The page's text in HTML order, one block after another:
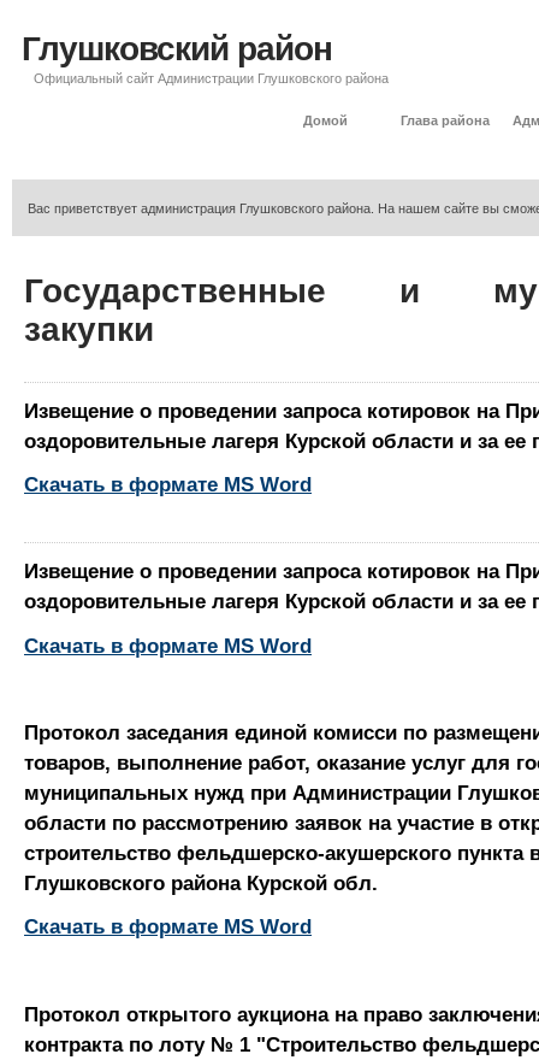
Глушковский район
Официальный сайт Администрации Глушковского района
Домой Глава района
Вас приветствует администрация Глушковского района. На нашем сайте вы
Государственные и
закупки
Извещение о проведении запроса котировок на
оздоровительные лагеря Курской области и за
Скачать в формате MS Word
Извещение о проведении запроса котировок на
оздоровительные лагеря Курской области и за
Скачать в формате MS Word
Протокол заседания единой комисси по
товаров, выполнение работ, оказание услуг для
муниципальных нужд при Администрации
области по рассмотрению заявок на участие в
строительство фельдшерско-акушерского пункта
Глушковского района Курской обл.
Скачать в формате MS Word
Протокол открытого аукциона на право
контракта по лоту № 1 "Строительство